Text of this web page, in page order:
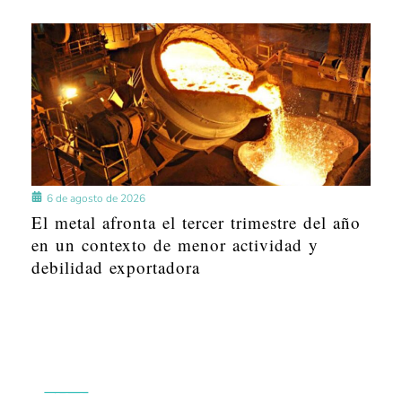
6 de agosto de 2026
El metal afronta el tercer trimestre del año
en un contexto de menor actividad y
debilidad exportadora